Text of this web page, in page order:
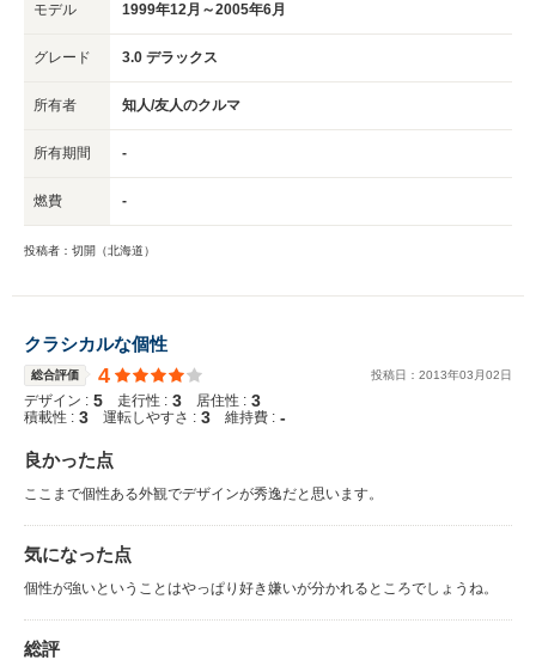
モデル 1999年12月～2005年6月
グレード 3.0 デラックス
所有者 知人/友人のクルマ
所有期間 -
燃費 -
投稿者：切開（北海道）
クラシカルな個性
総合評価 4 投稿日： 2013年03 月02日
デザイン : 5 走行性 : 3 居住性 : 3
積載性 : 3 運転しやすさ : 3 維持費 : -
良かった点
ここまで個性ある外観でデザインが秀逸だと思います。
気になった点
個性が強いということはやっぱり好き嫌いが分かれるところでしょうね。
総評